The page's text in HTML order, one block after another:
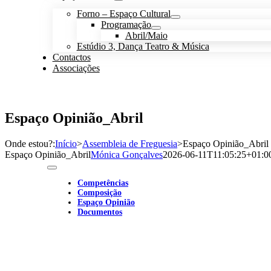
Forno – Espaço Cultural
Programação
Abril/Maio
Estúdio 3, Dança Teatro & Música
Contactos
Associações
Espaço Opinião_Abril
Onde estou?:Início>Assembleia de Freguesia>Espaço Opinião_Abril
Espaço Opinião_AbrilMónica Gonçalves2026-06-
Toggle
NavigationCompetências
Composição
Espaço Opinião
Documentos